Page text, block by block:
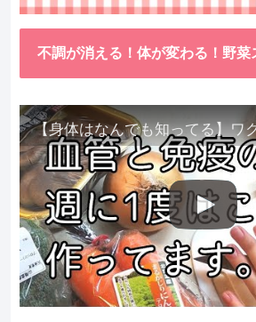
不調が消える！体が変わる！野菜